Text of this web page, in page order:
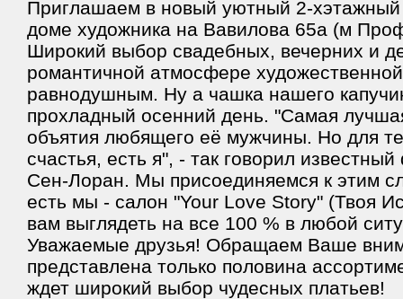
Приглашаем в новый уютный 2-
доме художника на Вавилова 65а (м
Широкий выбор свадебных, вечерних и
романтичной атмосфере
равнодушным. Ну а чашка нашего
прохладный осенний день. "Самая
объятия любящего её мужчины. Но для
счастья, есть я", - так говорил
Сен-Лоран. Мы присоединяемся к этим
есть мы - салон "Your Love Story" (Твоя
вам выглядеть на все 100 % в любой
Уважаемые друзья! Обращаем Ваше
представлена только половина
ждет широкий выбор чудесных платьев!